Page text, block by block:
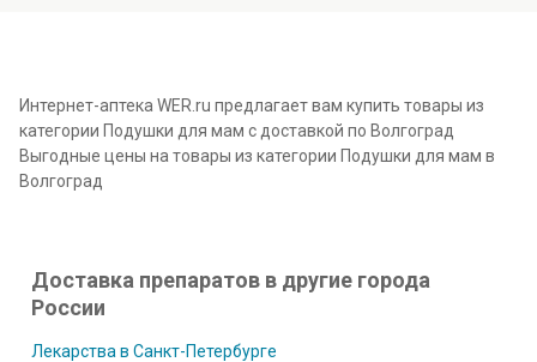
Интернет-аптека WER.ru предлагает вам купить товары из
категории Подушки для мам с доставкой по Волгоград
Выгодные цены на товары из категории Подушки для мам в
Волгоград
Доставка препаратов в другие города
России
Лекарства в Санкт-Петербурге